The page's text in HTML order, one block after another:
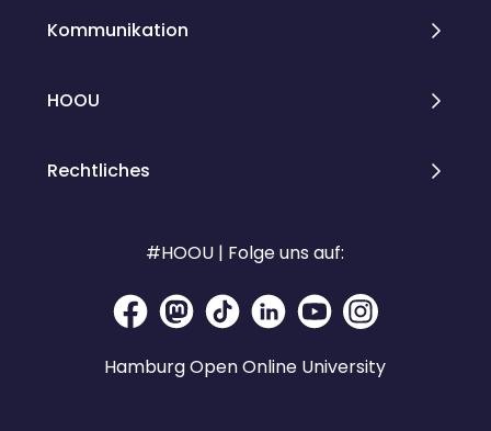
Kommunikation
HOOU
Rechtliches
#HOOU | Folge uns auf:
Hamburg Open Online University